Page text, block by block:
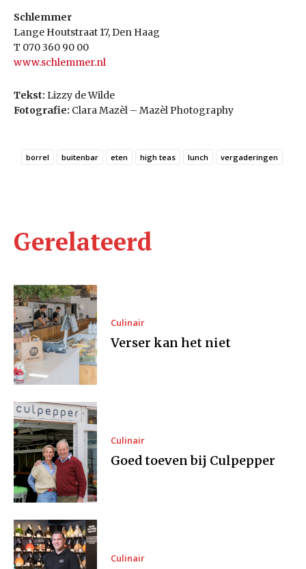
Schlemmer
Lange Houtstraat 17, Den Haag
T 070 360 90 00
www.schlemmer.nl
Tekst: Lizzy de Wilde
Fotografie: Clara Mazèl – Mazèl Photography
borrel buitenbar eten high teas lunch vergaderingen
Gerelateerd
Culinair
Verser kan het niet
Culinair
Goed toeven bij Culpepper
Culinair